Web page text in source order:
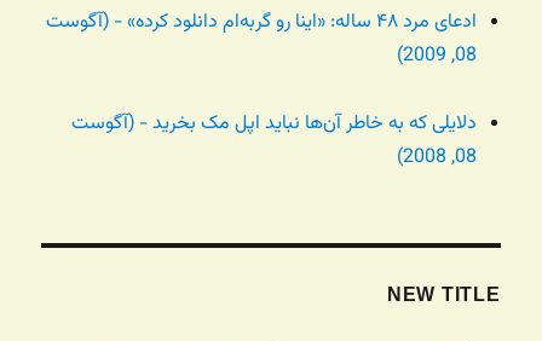
ادعای مرد ۴۸ ساله: «اینا رو گربه‌ام دانلود کرده» - (آگوست
08, 2009)
دلایلی که به خاطر آن‌ها نباید اپل مک بخرید - (آگوست
08, 2008)
NEW TITLE